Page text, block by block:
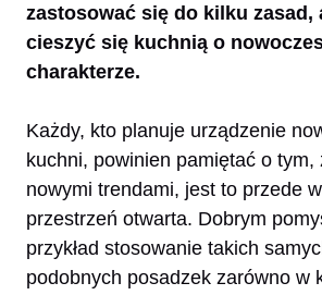
zastosować się do kilku zasad,
cieszyć się kuchnią o
charakterze.
Każdy, kto planuje urządzenie
kuchni, powinien pamiętać o tym,
nowymi trendami, jest to przede
przestrzeń otwarta. Dobrym
przykład stosowanie takich
podobnych posadzek zarówno w